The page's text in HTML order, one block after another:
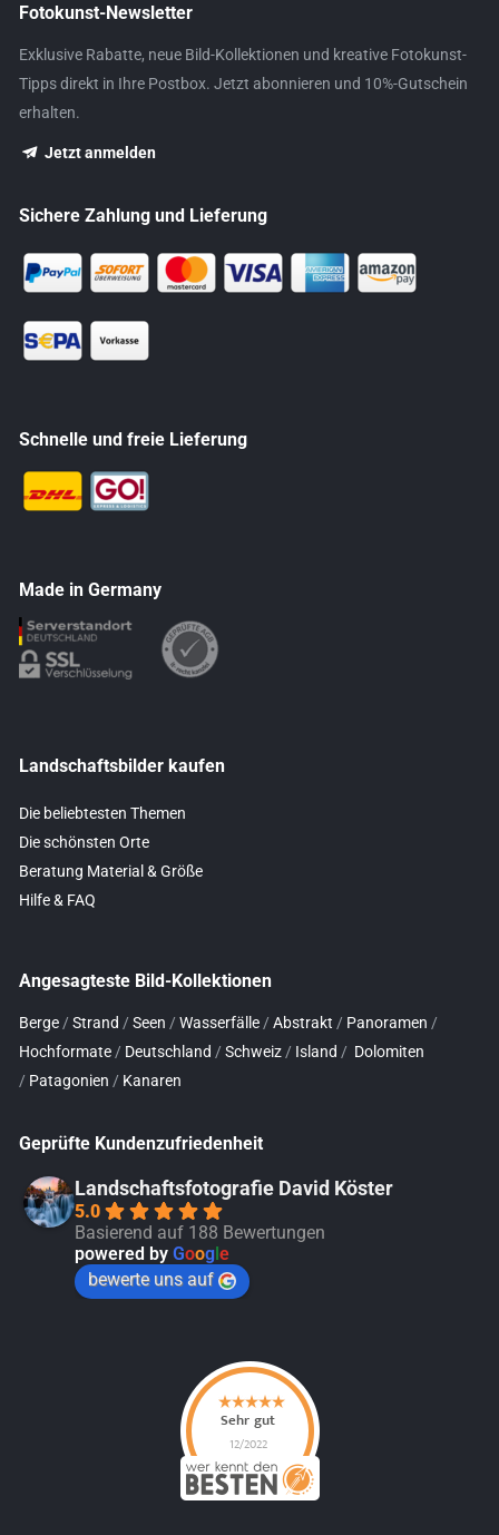
Fotokunst-Newsletter
Exklusive Rabatte, neue Bild-Kollektionen und kreative Fotokunst-
Tipps direkt in Ihre Postbox. Jetzt abonnieren und 10%-Gutschein
erhalten.
Jetzt anmelden
Sichere Zahlung und Lieferung
Schnelle und freie Lieferung
Made in Germany
Landschaftsbilder kaufen
Die beliebtesten Themen
Die schönsten Orte
Beratung Material & Größe
Hilfe & FAQ
Angesagteste Bild-Kollektionen
Berge/ Strand / Seen / Wasserfälle/ Abstrakt / Panoramen /
Hochformate/ Deutschland / Schweiz/ Island / Dolomiten
/ Patagonien / Kanaren
Geprüfte Kundenzufriedenheit
Landschaftsfotografie David Köster
5.0
Basierend auf 188 Bewertungen
powered by Goog e
bewerte uns auf